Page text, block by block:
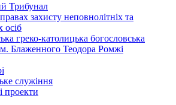
Трибунал
захисту неповнолітніх та
осіб
греко-католицька богословська
Блаженного Теодора Ромжі
служіння
проекти